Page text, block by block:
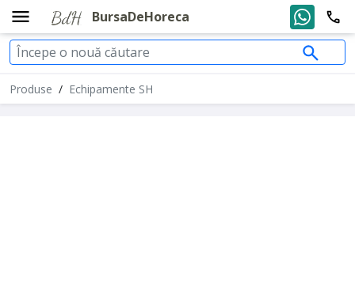
BursaDeHoreca
Produse / Echipamente SH